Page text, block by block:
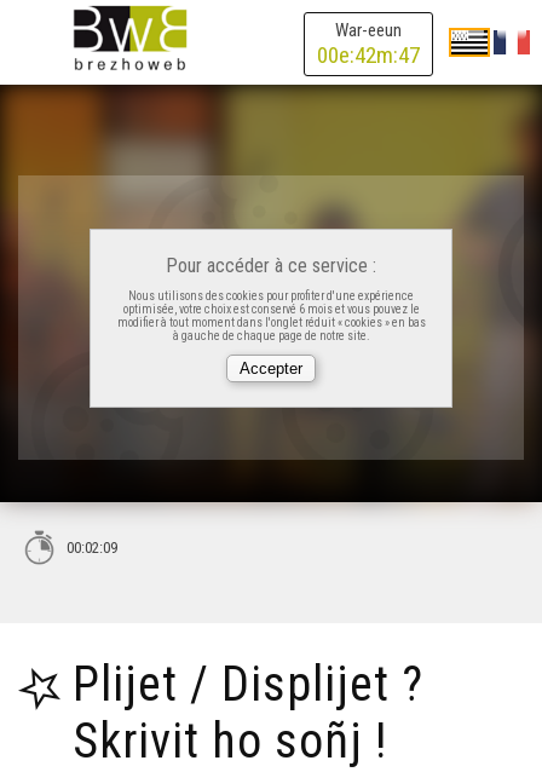
War-eeun
00e:42m:47
Pour accéder à ce service :
Nous utilisons des cookies pour profiter d'une expérience
optimisée, votre choix est conservé 6 mois et vous pouvez le
modifier à tout moment dans l'onglet réduit « cookies » en bas
à gauche de chaque page de notre site.
00:02:09
Plijet / Displijet ?
Skrivit ho soñj !